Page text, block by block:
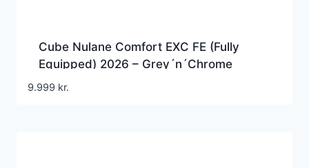
Cube Nulane Comfort EXC FE (Fully
Equipped) 2026 – Grey´n´Chrome
9.999 kr.